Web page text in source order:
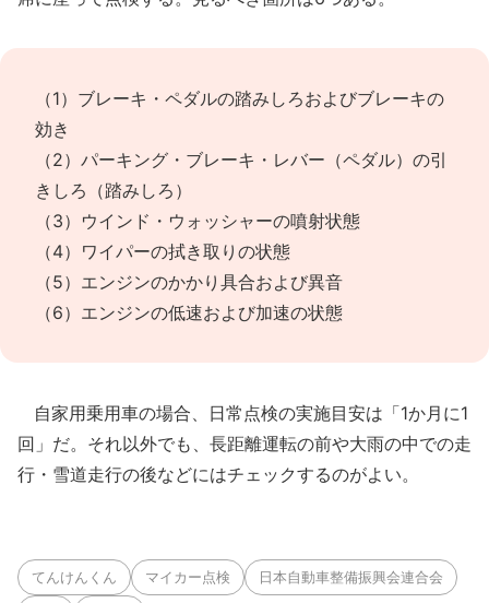
（1）ブレーキ・ペダルの踏みしろおよびブレーキの
効き
（2）パーキング・ブレーキ・レバー（ペダル）の引
きしろ（踏みしろ）
（3）ウインド・ウォッシャーの噴射状態
（4）ワイパーの拭き取りの状態
（5）エンジンのかかり具合および異音
（6）エンジンの低速および加速の状態
自家用乗用車の場合、日常点検の実施目安は「1か月に1
回」だ。それ以外でも、長距離運転の前や大雨の中での走
行・雪道走行の後などにはチェックするのがよい。
てんけんくん マイカー点検 日本自動車整備振興会連合会